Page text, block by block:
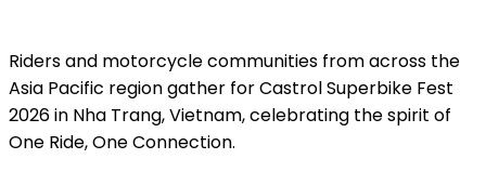
Riders and motorcycle communities from across the
Asia Pacific region gather for Castrol Superbike Fest
2026 in Nha Trang, Vietnam, celebrating the spirit of
One Ride, One Connection.